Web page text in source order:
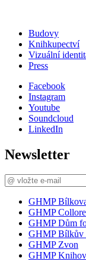
Budovy
Knihkupectví
Vizuální
Press
Facebook
Instagram
Youtube
Soundcloud
LinkedIn
Newsletter
GHMP
GHMP
GHMP Dům
GHMP Bílkův
GHMP Zvon
GHMP